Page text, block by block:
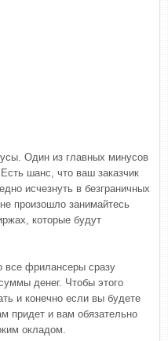
Один из главных минусов
шанс, что ваш заказчик
исчезнуть в безграничных
произошло занимайтесь
которые будут
все фрилансеры сразу
денег. Чтобы этого
и конечно если вы будете
придет и вам обязательно
окладом.